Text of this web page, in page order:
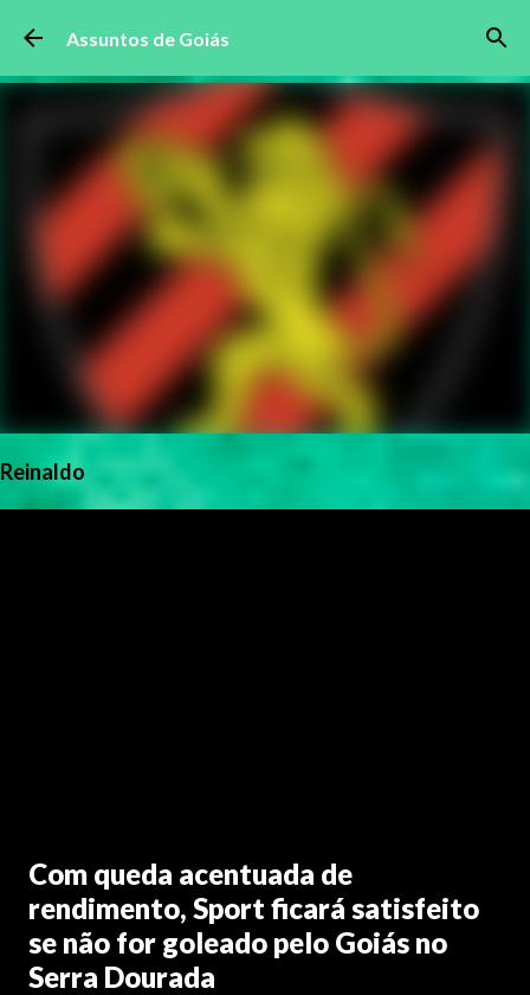
Pular para o conteúdo principal
Assuntos de Goiás
Reinaldo
Com queda acentuada de
rendimento, Sport ficará satisfeito
se não for goleado pelo Goiás no
Serra Dourada